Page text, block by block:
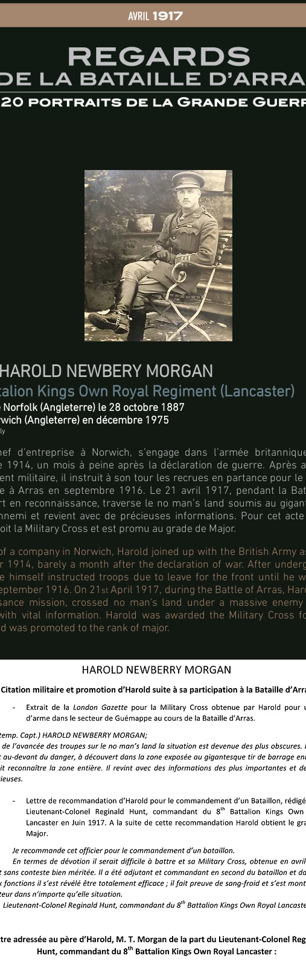
NEWBERY MORGAN
Kings Own Royal Regiment (Lancaster)
Norfolk (Angleterre) le 28 octobre 1887
(Angleterre) en décembre 1975
d’entreprise à Norwich, s’engage dans l’armée
1914, un mois à peine après la déclaration de guerre. Après
militaire, il instruit à son tour les recrues en partance pour le
à Arras en septembre 1916. Le 21 avril 1917, pendant la
en reconnaissance, traverse le no man’s land soumis au
et revient avec de précieuses informations. Pour cet
la Military Cross et est promu au grade de Major.
a company in Norwich, Harold joined up with the British Army
1914, barely a month after the declaration of war. After
himself instructed troops due to leave for the front until he
1916. On 21 st April 1917, during the Battle of Arras,
mission, crossed no man's land under a massive
vital information. Harold was awarded the Military Cross
was promoted to the rank of major.